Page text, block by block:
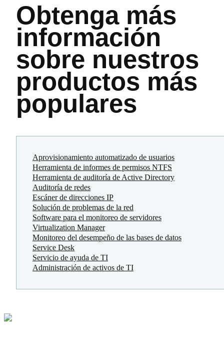
Obtenga más
información
sobre nuestros
productos más
populares
Aprovisionamiento automatizado de usuarios
Herramienta de informes de permisos NTFS
Herramienta de auditoría de Active Directory
Auditoría de redes
Escáner de direcciones IP
Solución de problemas de la red
Software para el monitoreo de servidores
Virtualization Manager
Monitoreo del desempeño de las bases de datos
Service Desk
Servicio de ayuda de TI
Administración de activos de TI